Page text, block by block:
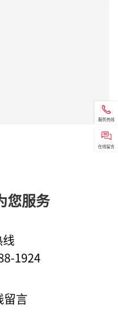
您服务
线
1924
留言
服务热线
在线留言